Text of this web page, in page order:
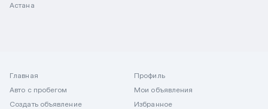
Астана
Главная
Авто с пробегом
Создать объявление
Профиль
Мои объявления
Избранное